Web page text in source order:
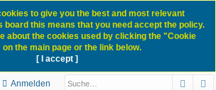
News Blog
Anmelden
to give you the best and most relevant
board this means that you need accept the policy.
about the cookies used by clicking the "Cookie
the main page or the link below.
[ I accept ]